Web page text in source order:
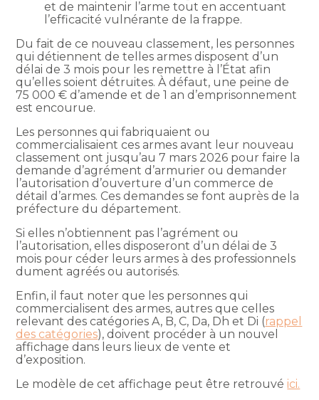
et de maintenir l’arme tout en accentuant
l’efficacité vulnérante de la frappe.
Du fait de ce nouveau classement, les personnes
qui détiennent de telles armes disposent d’un
délai de 3 mois pour les remettre à l’État afin
qu’elles soient détruites. À défaut, une peine de
75 000 € d’amende et de 1 an d’emprisonnement
est encourue.
Les personnes qui fabriquaient ou
commercialisaient ces armes avant leur nouveau
classement ont jusqu’au 7 mars 2026 pour faire la
demande d’agrément d’armurier ou demander
l’autorisation d’ouverture d’un commerce de
détail d’armes. Ces demandes se font auprès de la
préfecture du département.
Si elles n’obtiennent pas l’agrément ou
l’autorisation, elles disposeront d’un délai de 3
mois pour céder leurs armes à des professionnels
dument agréés ou autorisés.
Enfin, il faut noter que les personnes qui
commercialisent des armes, autres que celles
relevant des catégories A, B, C, Da, Dh et Di (rappel
des catégories), doivent procéder à un nouvel
affichage dans leurs lieux de vente et
d’exposition.
Le modèle de cet affichage peut être retrouvéici.